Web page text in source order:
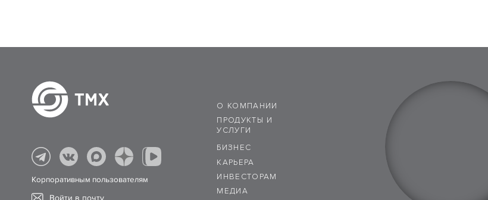
О КОМПАНИИ
ПРОДУКТЫ И
УСЛУГИ
БИЗНЕС
КАРЬЕРА
ИНВЕСТОРАМ
МЕДИА
Корпоративным пользователям
Войти в почту